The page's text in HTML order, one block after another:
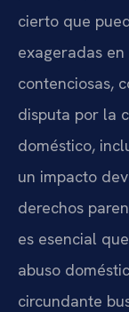
cierto que
exageradas
contenciosas,
disputa por la
doméstico,
un impacto
derechos
es esencial
abuso
circundante